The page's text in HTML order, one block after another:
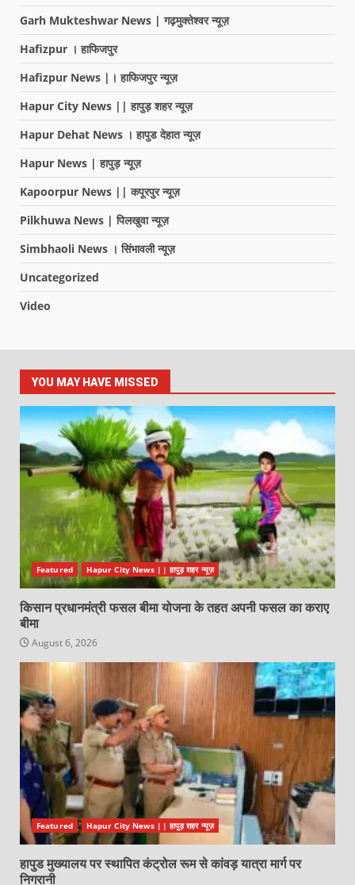
Garh Mukteshwar News | गढ़मुक्तेश्वर न्यूज़
Hafizpur । हाफिजपुर
Hafizpur News |। हाफिजपुर न्यूज़
Hapur City News || हापुड़ शहर न्यूज़
Hapur Dehat News । हापुड देहात न्यूज़
Hapur News | हापुड़ न्यूज़
Kapoorpur News || कपूरपुर न्यूज़
Pilkhuwa News | पिलखुवा न्यूज़
Simbhaoli News । सिंभावली न्यूज़
Uncategorized
Video
YOU MAY HAVE MISSED
Featured Hapur City News || हापुड़ शहर न्यूज़
किसान प्रधानमंत्री फसल बीमा योजना के तहत अपनी फसल का कराए
बीमा
August 6, 2026
Featured Hapur City News || हापुड़ शहर न्यूज़
हापुड मुख्यालय पर स्थापित कंट्रोल रूम से कांवड़ यात्रा मार्ग पर
निगरानी